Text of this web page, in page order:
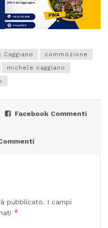
commozione
michele caggiano
Facebook Commenti
pubblicato. I campi
*